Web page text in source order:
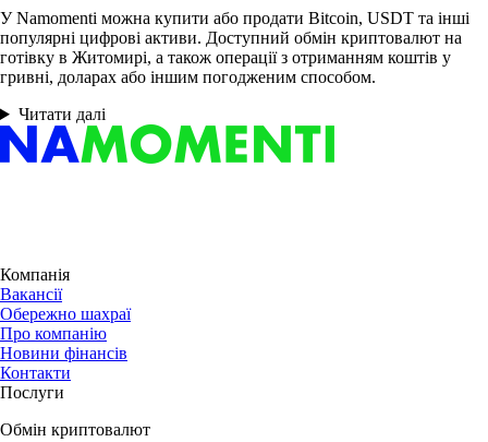
У Namomenti можна купити або продати Bitcoin, USDT та інші
популярні цифрові активи. Доступний обмін криптовалют на
готівку в Житомирі, а також операції з отриманням коштів у
гривні, доларах або іншим погодженим способом.
Читати далі
Компанія
Вакансії
Обережно шахраї
Про компанію
Новини фінансів
Контакти
Послуги
Обмін криптовалют